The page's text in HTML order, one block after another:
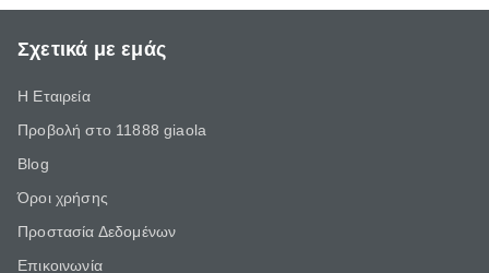
Σχετικά με εμάς
Η Εταιρεία
Προβολή στο 11888 giaola
Blog
Όροι χρήσης
Προστασία Δεδομένων
Επικοινωνία